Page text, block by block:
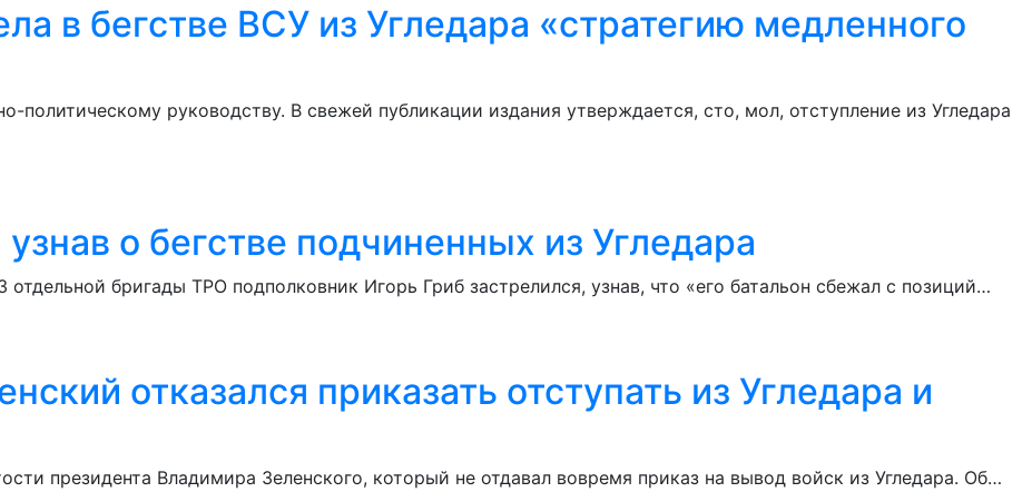
в бегстве ВСУ из Угледара «стратегию медленного
политическому руководству. В свежей публикации издания утверждается, сто, мол, отступление из Угледара
о бегстве подчиненных из Угледара
отдельной бригады ТРО подполковник Игорь Гриб застрелился, узнав, что «его батальон сбежал с позиций…
отказался приказать отступать из Угледара и
президента Владимира Зеленского, который не отдавал вовремя приказ на вывод войск из Угледара. Об…